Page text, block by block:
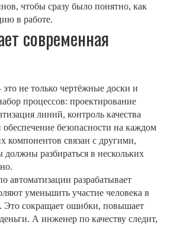
чтобы сразу было понятно, как
в работе.
современная
не только чертёжные доски и
процессов: проектирование
линий, контроль качества
безопасности на каждом
компонентов связан с другими,
должны разбираться в нескольких
автоматизации разрабатывает
уменьшить участие человека в
Это сокращает ошибки, повышает
А инженер по качеству следит,